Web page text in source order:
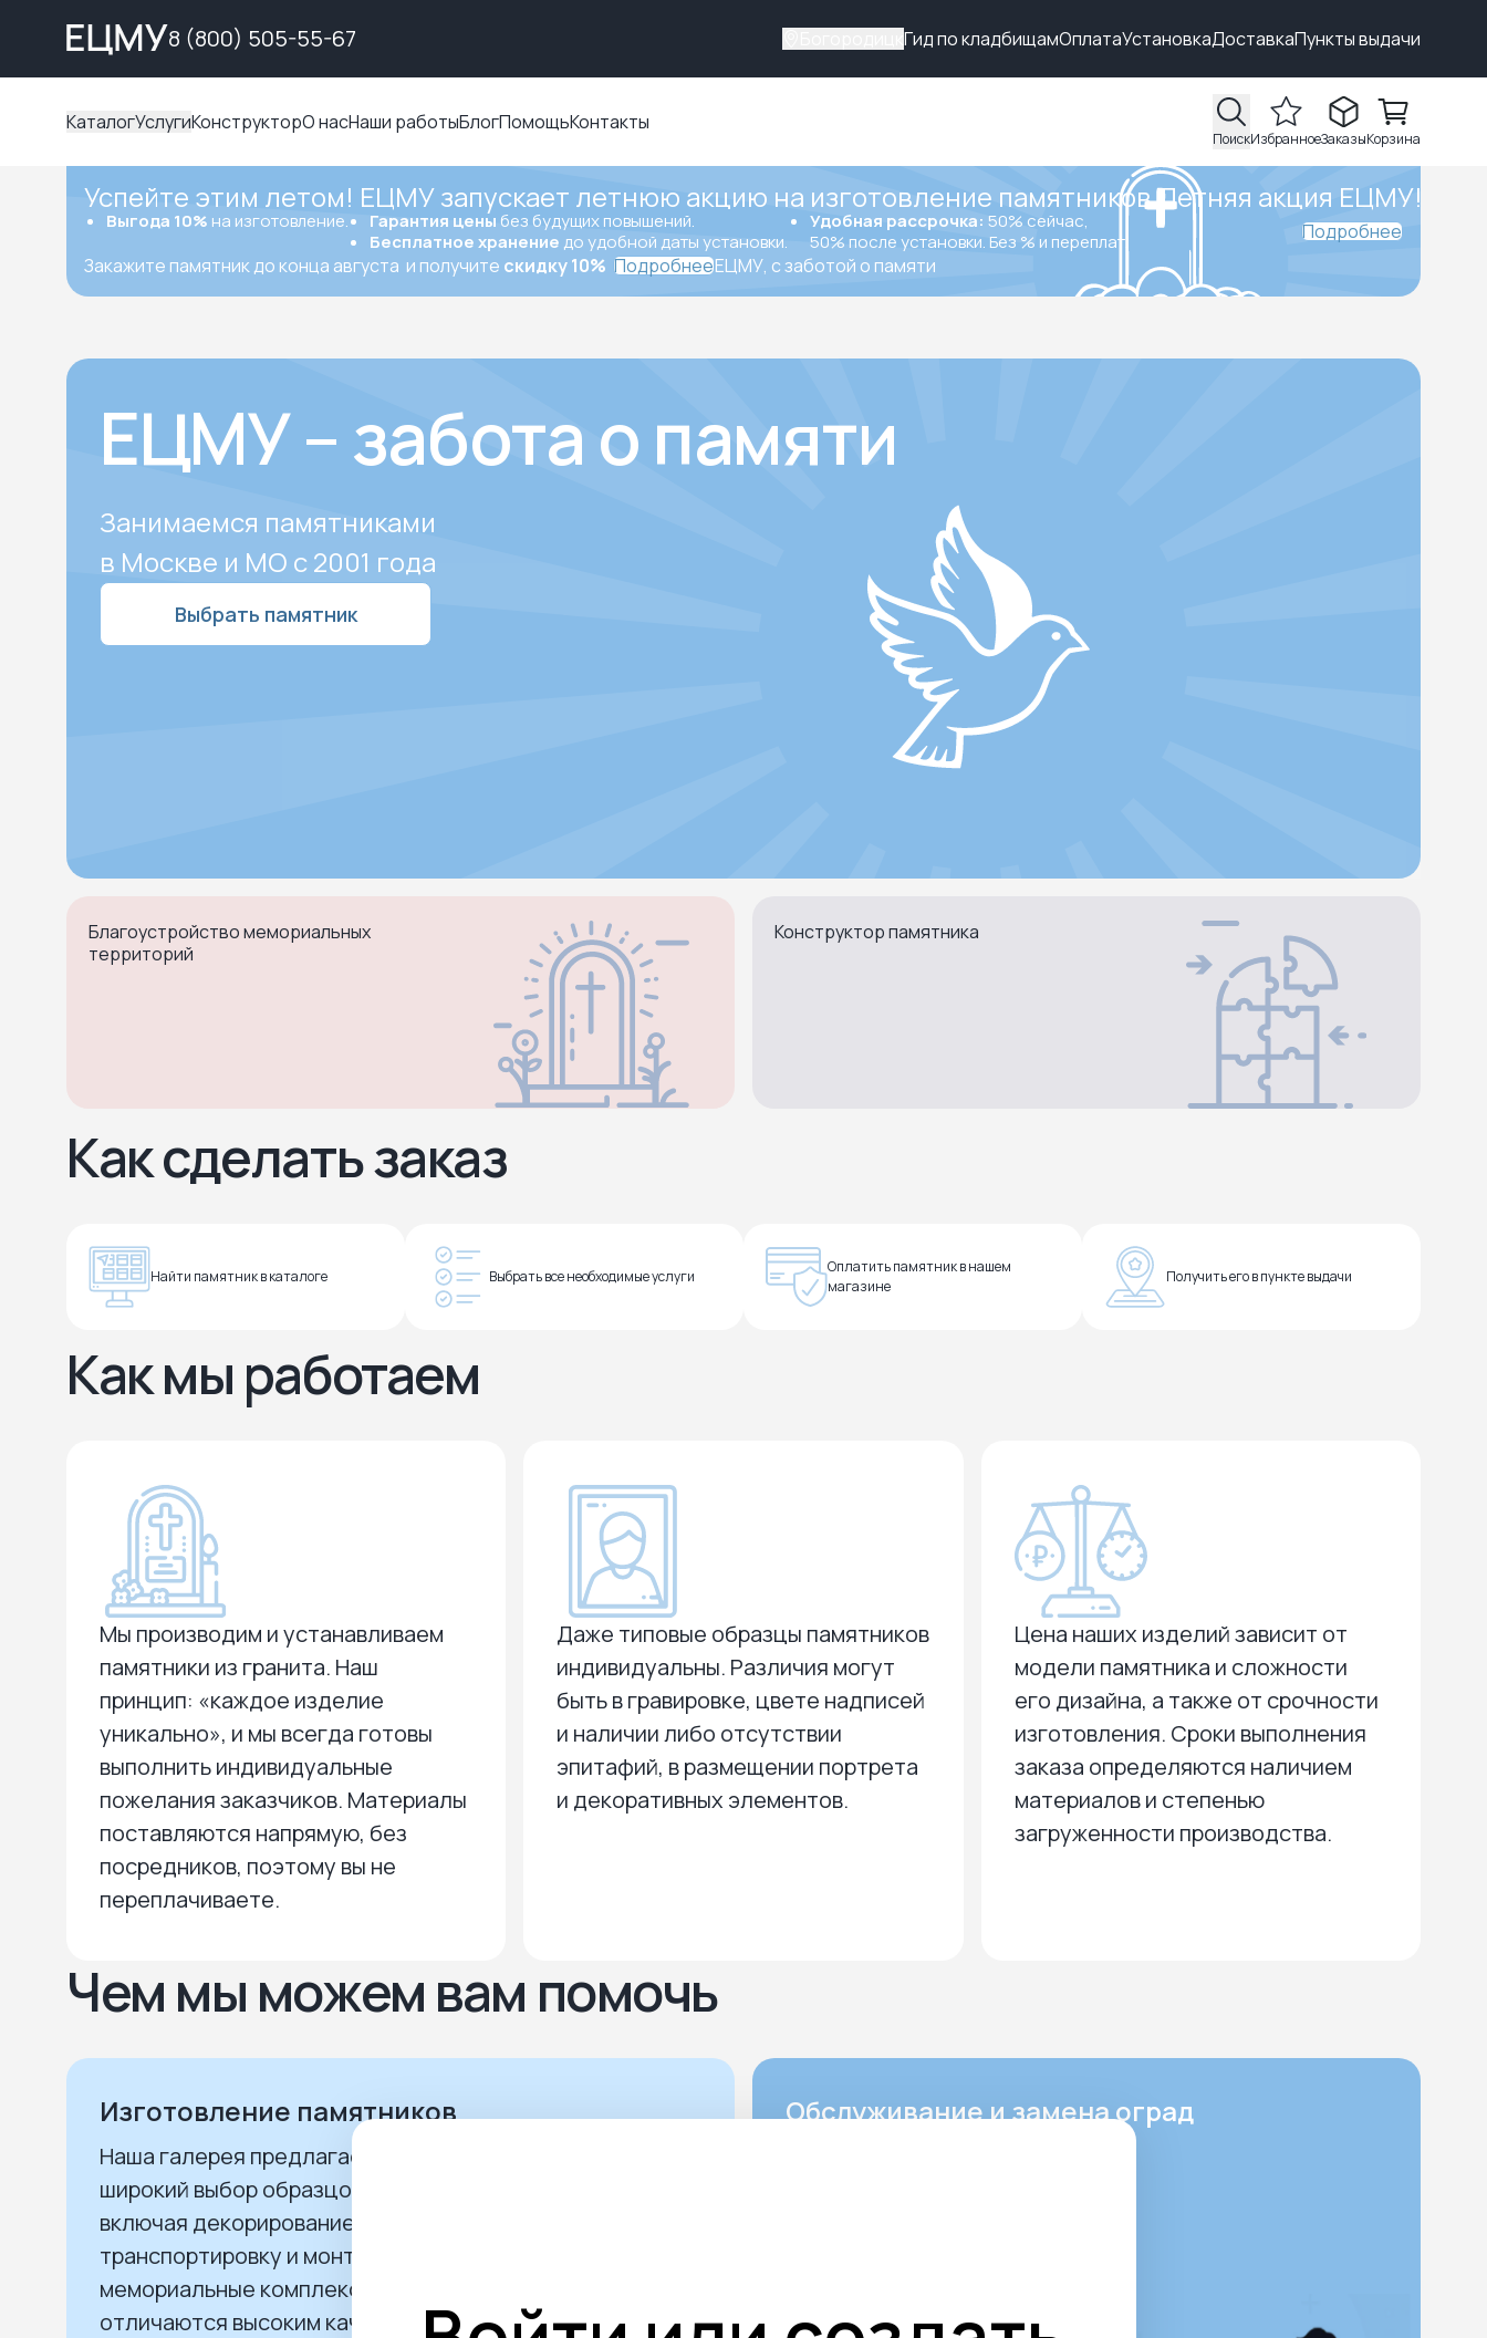
8 (800) 505-55-67 Гид по кладбищамОплатаУстановкаДоставкаПункты выдачи
КаталогУслугиКонструкторО насНаши работыБлогПомощьКонтакты
ПоискИзбранноеЗаказыКорзина
Успейте этим летом! ЕЦМУ запускает летнюю акцию на изготовление памятников.Летняя акция ЕЦМУ!
Выгода 10% на изготовление. Гарантия цены без будущих повышений.
Бесплатное хранение до удобной даты установки.
Удобная рассрочка: 50% сейчас,
50% после установки. Без % и переплат.
Закажите памятник до конца августа и получите скидку 10% ПодробнееЕЦМУ, с заботой о памяти
Подробнее
ЕЦМУ – забота о памяти
Занимаемся памятниками
в Москве и МО с 2001 года
Выбрать памятник
Благоустройство мемориальных
территорий
Конструктор памятника
Как сделать заказ
Найти памятник в каталоге Выбрать все необходимые услуги
Оплатить памятник в нашем
магазине
Получить его в пункте выдачи
Как мы работаем
Мы производим и устанавливаем
памятники из гранита. Наш
принцип: «каждое изделие
уникально», и мы всегда готовы
выполнить индивидуальные
пожелания заказчиков. Материалы
поставляются напрямую, без
посредников, поэтому вы не
переплачиваете.
Даже типовые образцы памятников
индивидуальны. Различия могут
быть в гравировке, цвете надписей
и наличии либо отсутствии
эпитафий, в размещении портрета
и декоративных элементов.
Цена наших изделий зависит от
модели памятника и сложности
его дизайна, а также от срочности
изготовления. Сроки выполнения
заказа определяются наличием
материалов и степенью
загруженности производства.
Чем мы можем вам помочь
Изготовление памятников
Наша галерея предлагает
широкий выбор образцов и услуг,
включая декорирование,
транспортировку и монтаж. Наши
мемориальные комплексы
отличаются высоким качеством,
Обслуживание и замена оград
элемент выполняет не только